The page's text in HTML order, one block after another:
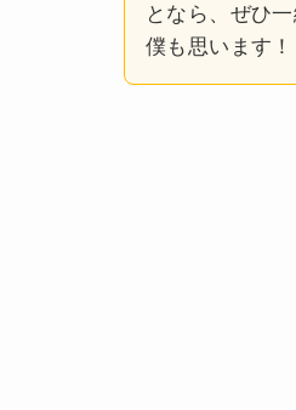
となら、ぜひ
僕も思います！